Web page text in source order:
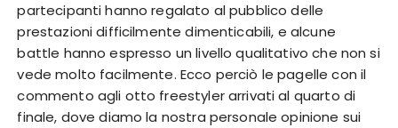
partecipanti hanno regalato al pubblico delle
prestazioni difficilmente dimenticabili, e alcune
battle hanno espresso un livello qualitativo che non si
vede molto facilmente. Ecco perciò le pagelle con il
commento agli otto freestyler arrivati al quarto di
finale, dove diamo la nostra personale opinione sui